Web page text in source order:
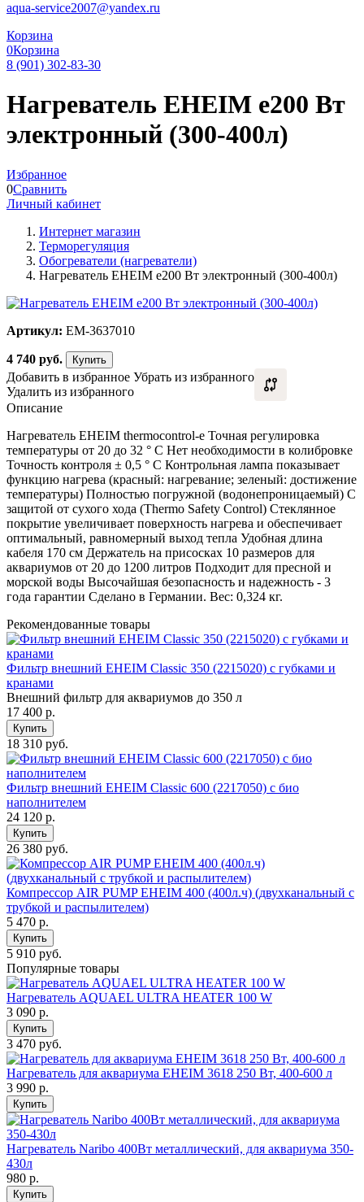
aqua-service2007@yandex.ru
Корзина
0Корзина
8 (901) 302-83-30
Нагреватель EHEIM е200 Вт
электронный (300-400л)
Избранное
0Сравнить
Личный кабинет
Интернет магазин
Терморегуляция
Обогреватели (нагреватели)
Нагреватель EHEIM е200 Вт электронный (300-400л)
Артикул: EM-3637010
4 740 руб. Купить
Добавить в избранное Убрать из избранного
Удалить из избранного
Описание
Нагреватель EHEIM thermocontrol-e Точная регулировка
температуры от 20 до 32 ° C Нет необходимости в колибровке
Точность контроля ± 0,5 ° C Контрольная лампа показывает
функцию нагрева (красный: нагревание; зеленый: достижение
температуры) Полностью погружной (водонепроницаемый) С
защитой от сухого хода (Thermo Safety Control) Стеклянное
покрытие увеличивает поверхность нагрева и обеспечивает
оптимальный, равномерный выход тепла Удобная длина
кабеля 170 см Держатель на присосках 10 размеров для
аквариумов от 20 до 1200 литров Подходит для пресной и
морской воды Высочайшая безопасность и надежность - 3
года гарантии Сделано в Германии. Вес: 0,324 кг.
Рекомендованные товары
Фильтр внешний EHEIM Classic 350 (2215020) с губками и
кранами
Внешний фильтр для аквариумов до 350 л
17 400 р.
Купить
18 310 руб.
Фильтр внешний EHEIM Classic 600 (2217050) с био
наполнителем
24 120 р.
Купить
26 380 руб.
Компрессор AIR PUMP EHEIM 400 (400л.ч) (двухканальный с
трубкой и распылителем)
5 470 р.
Купить
5 910 руб.
Популярные товары
Нагреватель AQUAEL ULTRA HEATER 100 W
3 090 р.
Купить
3 470 руб.
Нагреватель для аквариума EHEIM 3618 250 Вт, 400-600 л
3 990 р.
Купить
Нагреватель Naribo 400Вт металлический, для аквариума 350-
430л
980 р.
Купить